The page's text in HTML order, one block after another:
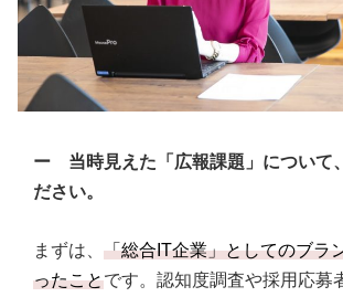
ー 当時見えた「広報課題」について
ださい。
まずは、 「総合IT企業」としてのブラ
ったことです。認知度調査や採用応募